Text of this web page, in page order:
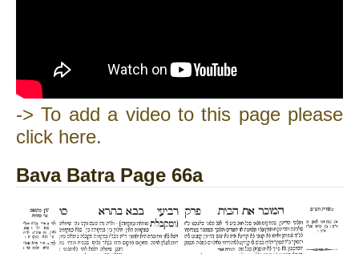
-> To add a video to this page please
click here.
Bava Batra Page 66a